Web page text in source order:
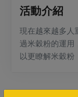
日用品
防災用品
最新產品
異國料理
養身食補
節慶大餐
高麗菜海鮮煎餅
傳到心坎裡，誠心
綠主張月刊
典藏閱覽室
最新消息
媒體報導
活動介紹
現在越來越多人
過米穀粉的運用
以更瞭解米穀粉